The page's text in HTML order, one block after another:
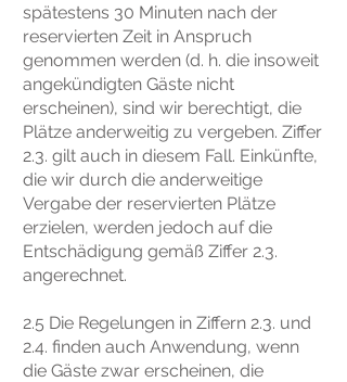
spätestens 30 Minuten nach der
reservierten Zeit in Anspruch
genommen werden (d. h. die insoweit
angekündigten Gäste nicht
erscheinen), sind wir berechtigt, die
Plätze anderweitig zu vergeben. Ziffer
2.3. gilt auch in diesem Fall. Einkünfte,
die wir durch die anderweitige
Vergabe der reservierten Plätze
erzielen, werden jedoch auf die
Entschädigung gemäß Ziffer 2.3.
angerechnet.
2.5 Die Regelungen in Ziffern 2.3. und
2.4. finden auch Anwendung, wenn
die Gäste zwar erscheinen, die